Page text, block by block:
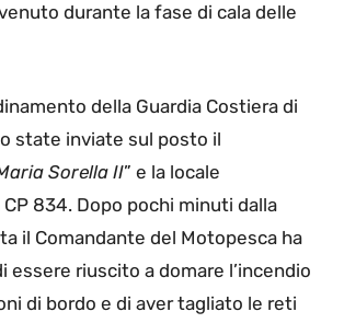
durante la fase di cala delle
della Guardia Costiera di
state inviate sul posto il
Sorella II” e la locale
834. Dopo pochi minuti dalla
il Comandante del Motopesca ha
essere riuscito a domare l’incendio
di bordo e di aver tagliato le reti